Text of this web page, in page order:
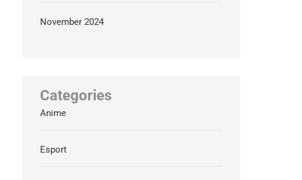
November 2024
Categories
Anime
Esport